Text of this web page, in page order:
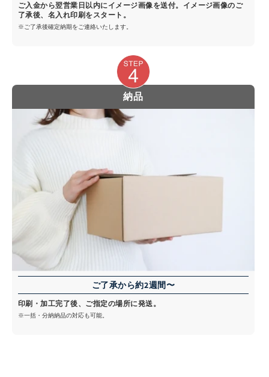
ご入金から翌営業日以内にイメージ画像を送付。イメージ画像のご
了承後、名入れ印刷をスタート。
※ご了承後確定納期をご連絡いたします。
納品
ご了承から約2週間〜
印刷・加工完了後、ご指定の場所に発送。
※一括・分納納品の対応も可能。